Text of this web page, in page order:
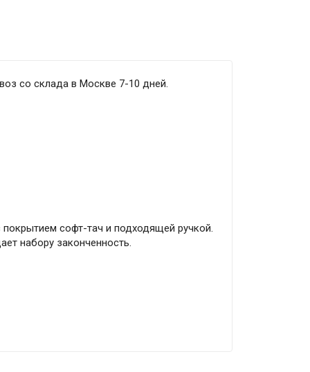
со склада в Москве 7-10 дней.
софт-тач и подходящей ручкой.
набору законченность.